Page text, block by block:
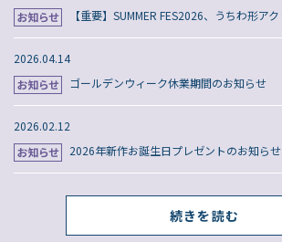
2026.04.14
ゴールデンウィーク休業期間のお知らせ
2026.02.12
2026年新作お誕生日プレゼントのお知らせ
続きを読む